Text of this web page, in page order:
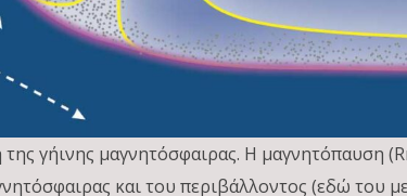
γήινης μαγνητόσφαιρας. Η μαγνητόπαυση
και του περιβάλλοντος (εδώ του